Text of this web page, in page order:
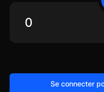
Se connecter